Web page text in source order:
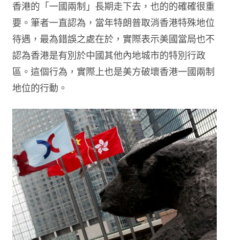
香港的「一國兩制」長期走下去，也的的確確很重
要。筆者一直認為，當年特朗普取消香港特殊地位
待遇，最為錯誤之處在於，實際表示美國當局也不
認為香港是有別於中國其他內地城市的特別行政
區。這個行為，實際上也是美方破壞香港一國兩制
地位的行動。